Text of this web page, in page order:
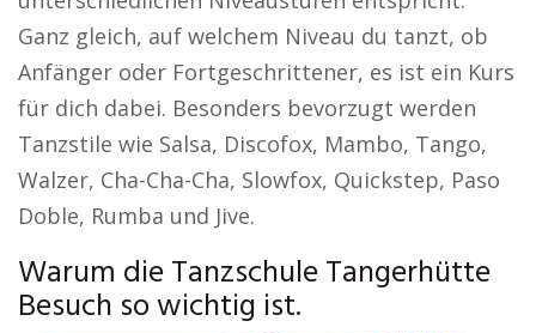
Ganz gleich, auf welchem Niveau du tanzt, ob
Anfänger oder Fortgeschrittener, es ist ein Kurs
für dich dabei. Besonders bevorzugt werden
Tanzstile wie Salsa, Discofox, Mambo, Tango,
Walzer, Cha-Cha-Cha, Slowfox, Quickstep, Paso
Doble, Rumba und Jive.
Warum die Tanzschule Tangerhütte
Besuch so wichtig ist.